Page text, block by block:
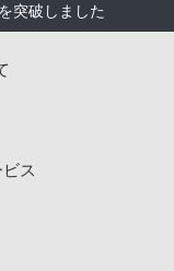
突破しました
ス